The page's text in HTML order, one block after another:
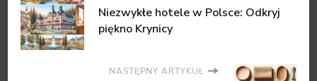
Niezwykłe hotele w Polsce: Odkryj
piękno Krynicy
NASTĘPNY ARTYKUŁ